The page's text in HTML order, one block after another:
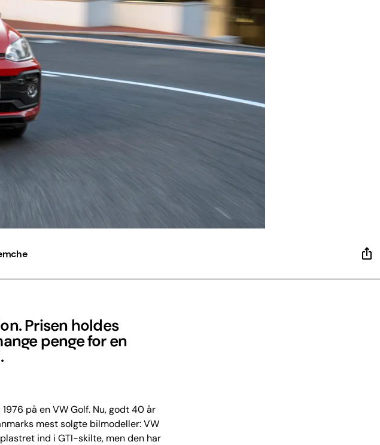
Prisen holdes
penge for en
på en VW Golf. Nu, godt 40 år
mest solgte bilmodeller: VW
ind i GTI-skilte, men den har